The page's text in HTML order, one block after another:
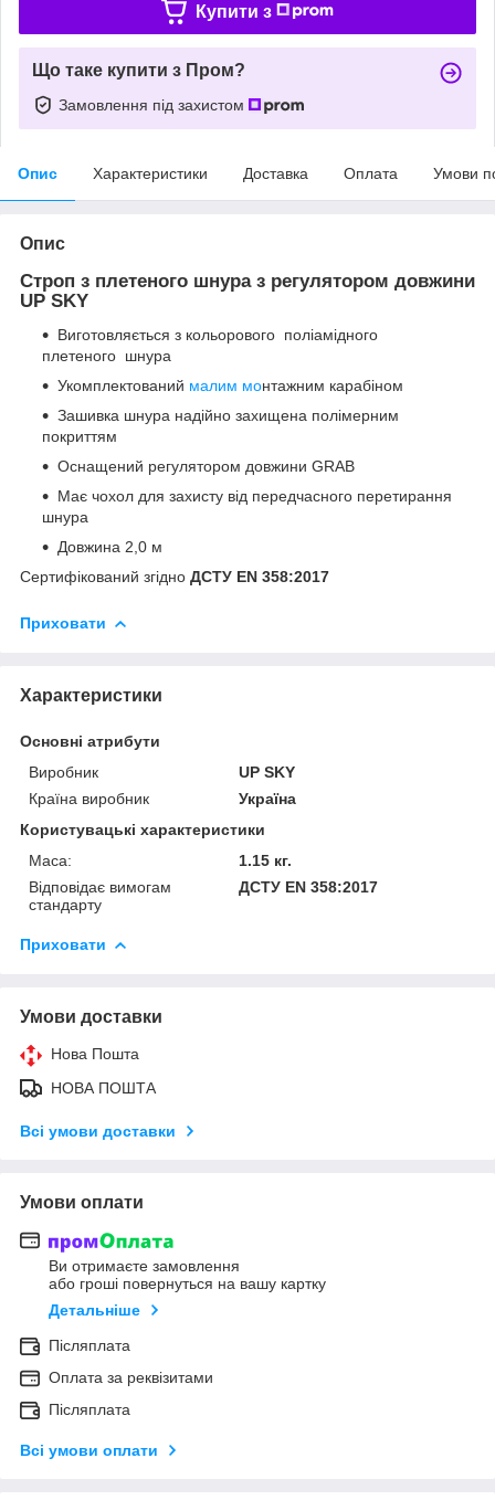
Купити з
Що таке купити з Пром?
Замовлення під захистом
Опис Характеристики Доставка Оплата Умови
Опис
Строп з плетеного шнура з регулятором довжини
UP SKY
Виготовляється з кольорового поліамідного
плетеного шнура
Укомплектований малим монтажним карабіном
Зашивка шнура надійно захищена полімерним
покриттям
Оснащений регулятором довжини GRAB
Має чохол для захисту від передчасного перетирання
шнура
Довжина 2,0 м
Сертифікований згідно ДСТУ EN 358:2017
Приховати
Характеристики
Основні атрибути
Виробник
UP SKY
Країна виробник
Україна
Користувацькi характеристики
Маса:
1.15 кг.
Відповідає вимогам
стандарту
ДСТУ EN 358:2017
Приховати
Умови доставки
Нова Пошта
НОВА ПОШТА
Всі умови доставки
Умови оплати
Ви отримаєте замовлення
або гроші повернуться на вашу картку
Детальніше
Післяплата
Оплата за реквізитами
Післяплата
Всі умови оплати